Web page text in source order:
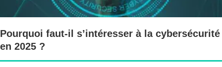
Pourquoi faut-il s’intéresser à la cybersécurité
en 2025 ?